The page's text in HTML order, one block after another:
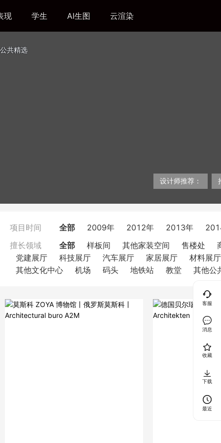
现 学生 AI生图 云渲染
公共精选
设计师推荐：
项目时间 全部 2009年 2012年 2013年
擅长领域 全部 样板间 其他家装空间 售楼处
党建展厅
科技展厅 汽车展厅 家居展厅
材料展厅
其他文化中心
机场 码头 地铁站 教堂 其他公
客服
消息
收藏
下载
最近